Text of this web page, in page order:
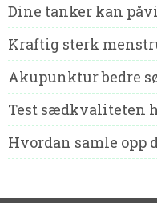
Dine tanker kan
Kraftig sterk
Akupunktur bedre
Test sædkvaliteten
Hvordan samle opp